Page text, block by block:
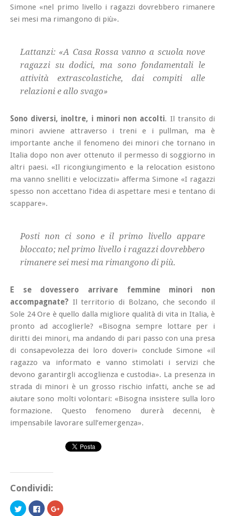
Simone «nel primo livello i ragazzi dovrebbero rimanere
sei mesi ma rimangono di più».
Lattanzi: «A Casa Rossa vanno a scuola nove
ragazzi su dodici, ma sono fondamentali le
attività extrascolastiche, dai compiti alle
relazioni e allo svago»
Sono diversi, inoltre, i minori non accolti. Il transito di
minori avviene attraverso i treni e i pullman, ma è
importante anche il fenomeno dei minori che tornano in
Italia dopo non aver ottenuto il permesso di soggiorno in
altri paesi. «Il ricongiungimento e la relocation esistono
ma vanno snelliti e velocizzati» afferma Simone «I ragazzi
spesso non accettano l’idea di aspettare mesi e tentano di
scappare».
Posti non ci sono e il primo livello appare
bloccato; nel primo livello i ragazzi dovrebbero
rimanere sei mesi ma rimangono di più.
E se dovessero arrivare femmine minori non
accompagnate? Il territorio di Bolzano, che secondo il
Sole 24 Ore è quello dalla migliore qualità di vita in Italia, è
pronto ad accoglierle? «Bisogna sempre lottare per i
diritti dei minori, ma andando di pari passo con una presa
di consapevolezza dei loro doveri» conclude Simone «il
ragazzo va informato e vanno stimolati i servizi che
devono garantirgli accoglienza e custodia». La presenza in
strada di minori è un grosso rischio infatti, anche se ad
aiutare sono molti volontari: «Bisogna insistere sulla loro
formazione. Questo fenomeno durerà decenni, è
impensabile lavorare sull’emergenza».
Condividi:
Fai
clic
Fai
clic
Fai
clic